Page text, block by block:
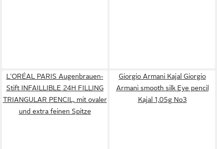
L'ORÉAL PARIS Augenbrauen-
Stift INFAILLIBLE 24H FILLING
TRIANGULAR PENCIL, mit ovaler
und extra feinen Spitze
Giorgio Armani Kajal Giorgio
Armani smooth silk Eye pencil
Kajal 1,05g No3